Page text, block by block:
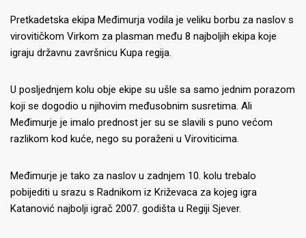
Pretkadetska ekipa Međimurja vodila je veliku borbu za naslov s
virovitičkom Virkom za plasman među 8 najboljih ekipa koje
igraju državnu završnicu Kupa regija.
U posljednjem kolu obje ekipe su ušle sa samo jednim porazom
koji se dogodio u njihovim međusobnim susretima. Ali
Međimurje je imalo prednost jer su se slavili s puno većom
razlikom kod kuće, nego su poraženi u Viroviticima.
Međimurje je tako za naslov u zadnjem 10. kolu trebalo
pobijediti u srazu s Radnikom iz Križevaca za kojeg igra
Katanović najbolji igrač 2007. godišta u Regiji Sjever.